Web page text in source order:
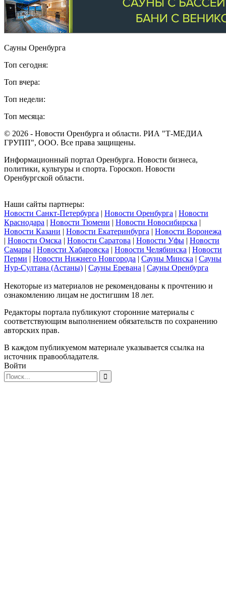
Сауны Оренбурга
Топ сегодня:
Топ вчера:
Топ недели:
Топ месяца:
© 2026 - Новости Оренбурга и области. РИА "Т-МЕДИА
ГРУПП", ООО. Все права защищены.
Информационный портал Оренбурга. Новости бизнеса,
политики, культуры и спорта. Гороскоп. Новости
Оренбургской области.
Наши сайты партнеры:
Новости Санкт-Петербурга | Новости Оренбурга | Новости
Краснодара | Новости Тюмени | Новости Новосибирска |
Новости Казани | Новости Екатеринбурга | Новости Воронежа
| Новости Омска | Новости Саратова | Новости Уфы | Новости
Самары | Новости Хабаровска | Новости Челябинска | Новости
Перми | Новости Нижнего Новгорода | Сауны Минска | Сауны
Нур-Султана (Астаны) | Сауны Еревана | Сауны Оренбурга
Некоторые из материалов не рекомендованы к прочтению и
ознакомлению лицам не достигшим 18 лет.
Редакторы портала публикуют сторонние материалы с
соответствующим выполнением обязательств по сохранению
авторских прав.
В каждом публикуемом материале указывается ссылка на
источник правообладателя.
Войти